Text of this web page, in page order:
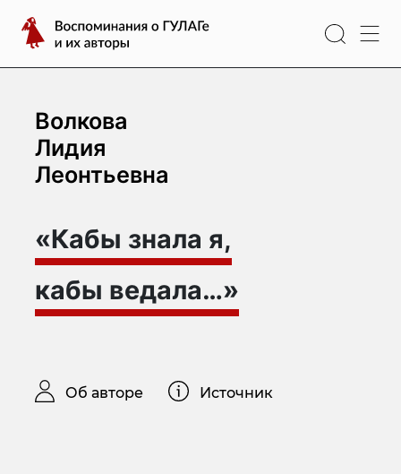
содержимому
Воспоминания
о
ГУЛАГе
их
авторы
Волкова
Лидия
Леонтьевна
«Кабы знала я,
кабы ведала…»
Об авторе Источник